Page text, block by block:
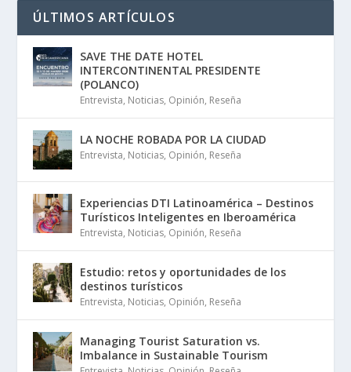
ÚLTIMOS ARTÍCULOS
SAVE THE DATE HOTEL
INTERCONTINENTAL PRESIDENTE
(POLANCO)
Entrevista, Noticias, Opinión, Reseña
LA NOCHE ROBADA POR LA CIUDAD
Entrevista, Noticias, Opinión, Reseña
Experiencias DTI Latinoamérica – Destinos
Turísticos Inteligentes en Iberoamérica
Entrevista, Noticias, Opinión, Reseña
Estudio: retos y oportunidades de los
destinos turísticos
Entrevista, Noticias, Opinión, Reseña
Managing Tourist Saturation vs.
Imbalance in Sustainable Tourism